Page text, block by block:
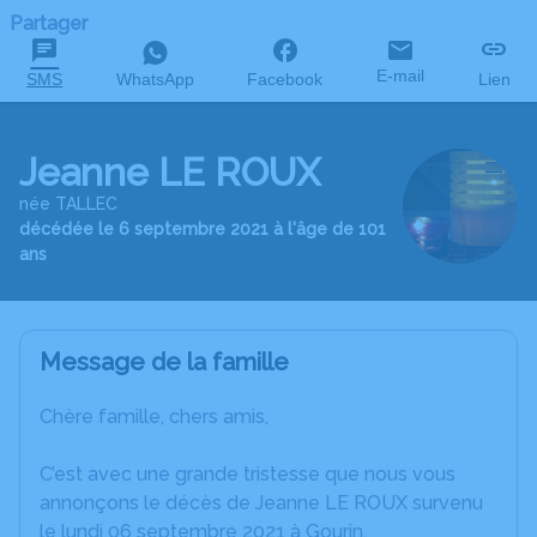
Partager
SMS WhatsApp Facebook E-mail Lien
Jeanne LE ROUX
née TALLEC
décédée le 6 septembre 2021 à l'âge de 101
ans
Message de la famille
Chère famille, chers amis,
C’est avec une grande tristesse que nous vous
annonçons le décès de Jeanne LE ROUX survenu
le lundi 06 septembre 2021 à Gourin.